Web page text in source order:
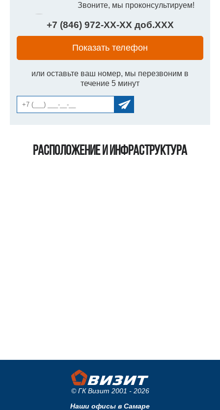
Звоните, мы проконсультируем!
+7 (846) 972-XX-XX доб.XXX
Показать телефон
или оставьте ваш номер, мы перезвоним в
течение 5 минут
Расположение и инфраструктура
© ГК Визит 2001 - 2026
Наши офисы в Самаре